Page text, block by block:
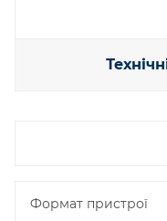
Формат пристрої